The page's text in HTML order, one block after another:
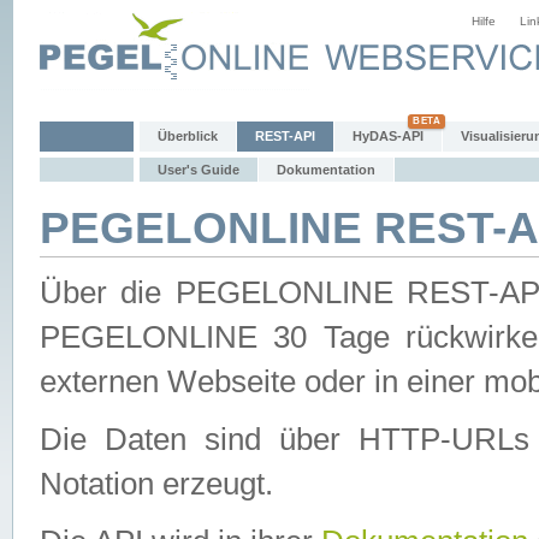
Hilfe
Überblick REST-API HyDAS-API
User's Guide Dokumentation
PEGELONLINE REST-
Über die PEGELONLINE REST-
PEGELONLINE 30 Tage
externen Webseite oder in einer
Die Daten sind über HTTP-
Notation erzeugt.